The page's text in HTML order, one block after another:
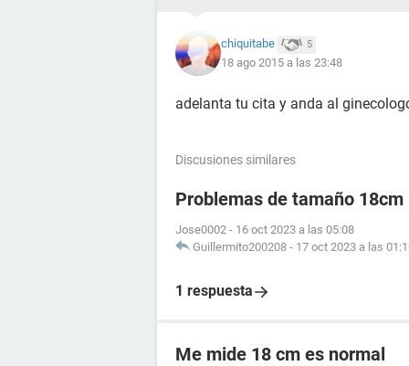
chiquitabe 5
18 ago 2015 a las 23:48
adelanta tu cita y anda al
Discusiones similares
Problemas de tamaño 18cm
Jose0002 - 16 oct 2023 a las 05:08
Guillermito200208 - 17 oct 2023 a las
1 respuesta
Me mide 18 cm es normal